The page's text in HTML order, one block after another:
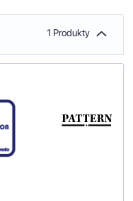
1 Produkty